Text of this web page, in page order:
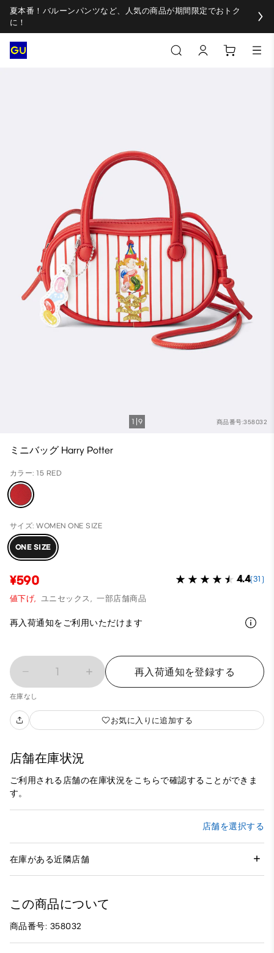
夏本番！バルーンパンツなど、人気の商品が期間限定でおトク
に！
商品番号:358032
1 9
ミニバッグ Harry Potter
カラー: 15 RED
サイズ: WOMEN ONE SIZE
ONE SIZE
¥590 4.4(31)
値下げ, ユニセックス, 一部店舗商品
再入荷通知をご利用いただけます
1 再入荷通知を登録する
在庫なし
お気に入りに追加する
店舗在庫状況
ご利用される店舗の在庫状況をこちらで確認することができま
す。
店舗を選択する
在庫がある近隣店舗
この商品について
商品番号: 358032